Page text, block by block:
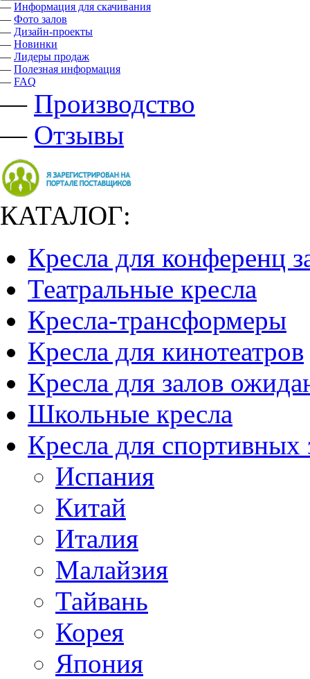
— Информация для скачивания
— Фото залов
— Дизайн-проекты
— Новинки
— Лидеры продаж
— Полезная информация
— FAQ
— Производство
— Отзывы
КАТАЛОГ:
Кресла для конференц
Театральные кресла
Кресла-трансформеры
Кресла для кинотеатров
Кресла для залов
Школьные кресла
Кресла для спортивных
Испания
Китай
Италия
Малайзия
Тайвань
Корея
Япония